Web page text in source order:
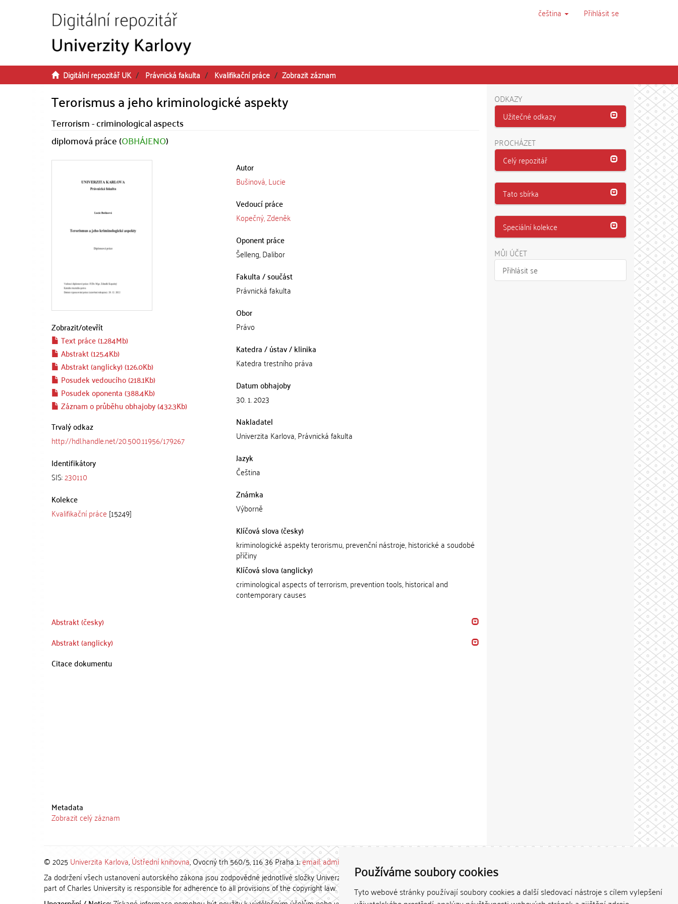
Používáme soubory cookies
Tyto webové stránky používají soubory cookies a další sledovací nástroje s cílem vylepšení
čeština Přihlásit se
Digitální repozitář UK Právnická fakulta Kvalifikační práce Zobrazit záznam
Terorismus a jeho kriminologické aspekty
Terrorism - criminological aspects
diplomová práce (OBHÁJENO)
Zobrazit/otevřít
Text práce (1.284Mb)
Abstrakt (125.4Kb)
Abstrakt (anglicky) (126.0Kb)
Posudek vedoucího (218.1Kb)
Posudek oponenta (388.4Kb)
Záznam o průběhu obhajoby (432.3Kb)
Trvalý odkaz
http://hdl.handle.net/20.500.11956/179267
Identifikátory
SIS:230110
Kolekce
Kvalifikační práce [15249]
Autor
Bušinová, Lucie
Vedoucí práce
Kopečný, Zdeněk
Oponent práce
Šelleng, Dalibor
Fakulta / součást
Právnická fakulta
Obor
Právo
Katedra / ústav / klinika
Katedra trestního práva
Datum obhajoby
30. 1. 2023
Nakladatel
Univerzita Karlova, Právnická fakulta
Jazyk
Čeština
Známka
Výborně
Klíčová slova (česky)
kriminologické aspekty terorismu, prevenční nástroje, historické a soudobé
příčiny
Klíčová slova (anglicky)
criminological aspects of terrorism, prevention tools, historical and
contemporary causes
Abstrakt (česky)
Abstrakt (anglicky)
Citace dokumentu
Metadata
Zobrazit celý záznam
ODKAZY
Užitečné odkazy
PROCHÁZET
Celý repozitář
Tato sbírka
Speciální kolekce
MŮJ ÚČET
Přihlásit se
© 2025 Univerzita Karlova,Ústřední knihovna, Ovocný trh 560/5, 116 36 Praha 1;email: admin-repozitar [at] cuni.cz
Za dodržení všech ustanovení autorského zákona jsou zodpovědné jednotlivé složky Univerzity Karlovy. / Each constituent
part of Charles University is responsible for adherence to all provisions of the copyright law.